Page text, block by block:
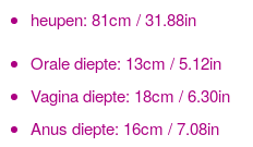
heupen: 81cm / 31.88in
Orale diepte: 13cm / 5.12in
Vagina diepte: 18cm / 6.30in
Anus diepte: 16cm / 7.08in